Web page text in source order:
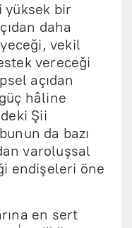
yüksek bir
daha
vekil
vereceği
açıdan
hâline
Şii
da bazı
varoluşsal
endişeleri öne
en sert